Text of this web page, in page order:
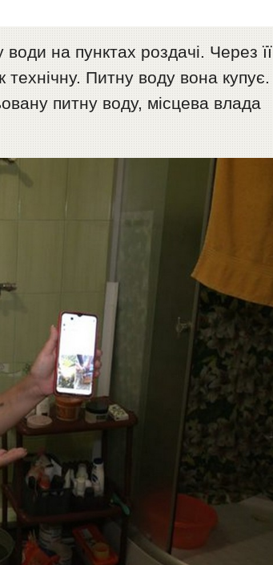
на пунктах роздачі. Через її
Питну воду вона купує.
питну воду, місцева влада